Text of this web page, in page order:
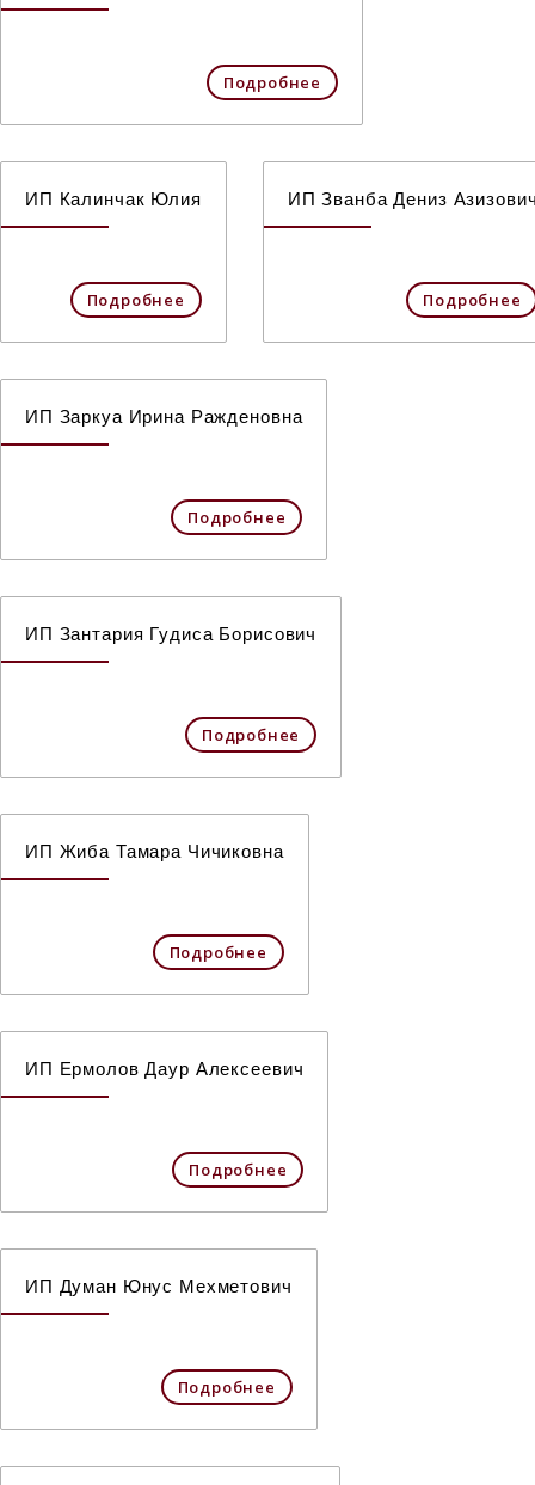
Подробнее
ИП Калинчак Юлия
Подробнее
ИП Званба Дениз
Подробнее
ИП Заркуа Ирина Ражденовна
Подробнее
ИП Зантария Гудиса Борисович
Подробнее
ИП Жиба Тамара Чичиковна
Подробнее
ИП Ермолов Даур Алексеевич
Подробнее
ИП Думан Юнус Мехметович
Подробнее